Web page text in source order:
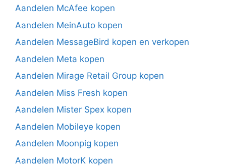
Aandelen McAfee kopen
Aandelen MeinAuto kopen
Aandelen MessageBird kopen en verkopen
Aandelen Meta kopen
Aandelen Mirage Retail Group kopen
Aandelen Miss Fresh kopen
Aandelen Mister Spex kopen
Aandelen Mobileye kopen
Aandelen Moonpig kopen
Aandelen MotorK kopen